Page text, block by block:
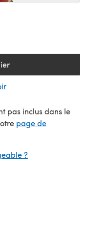
pas inclus dans le
page de
onglet)
?